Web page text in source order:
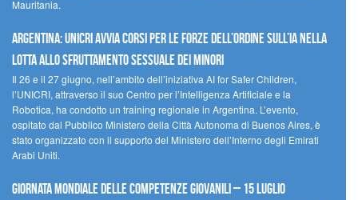
Mauritania.
Argentina: UNICRI avvia corsi per le forze dell’ordine sull’IA nella
lotta allo sfruttamento sessuale dei minori
Il 26 e il 27 giugno, nell’ambito dell’iniziativa AI for Safer Children,
l’UNICRI, attraverso il suo Centro per l’Intelligenza Artificiale e la
Robotica, ha condotto un training regionale in Argentina. L’evento,
ospitato dal Pubblico Ministero della Città Autonoma di Buenos Aires, è
stato organizzato con il supporto del Ministero dell’Interno degli Emirati
Arabi Uniti.
Giornata Mondiale delle Competenze Giovanili – 15 luglio